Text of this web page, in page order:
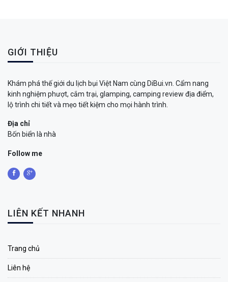
GIỚI THIỆU
Khám phá thế giới du lịch bụi Việt Nam cùng DiBui.vn. Cẩm nang
kinh nghiệm phượt, cắm trại, glamping, camping review địa điểm,
lộ trình chi tiết và mẹo tiết kiệm cho mọi hành trình.
Địa chỉ
Bốn biển là nhà
Follow me
LIÊN KẾT NHANH
Trang chủ
Liên hệ